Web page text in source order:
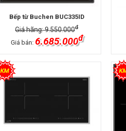
Bếp từ Buchen BUC335ID
Giá hãng: 9.550.000đ
Giá bán: 6.685.000đ